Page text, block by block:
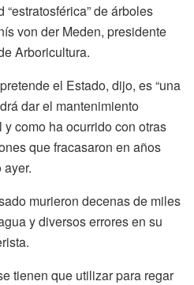
de árboles
von der Meden, presidente
Arboricultura.
el Estado, dijo, es “una
dar el mantenimiento
como ha ocurrido con otras
que fracasaron en años
murieron decenas de miles
y diversos errores en su
tienen que utilizar para regar